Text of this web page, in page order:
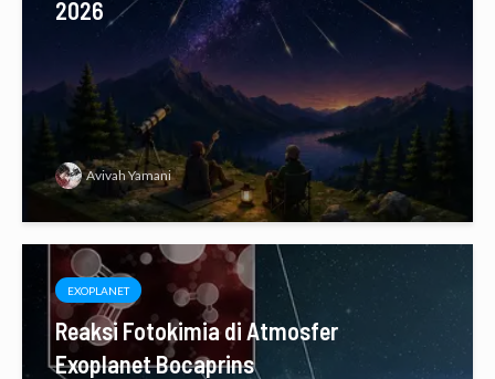
2026
Avivah Yamani
EXOPLANET
Reaksi Fotokimia di Atmosfer
Exoplanet Bocaprins